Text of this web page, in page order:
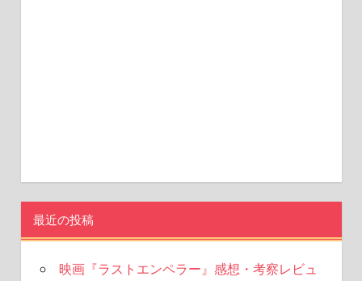
最近の投稿
映画『ラストエンペラー』感想・考察レビュ